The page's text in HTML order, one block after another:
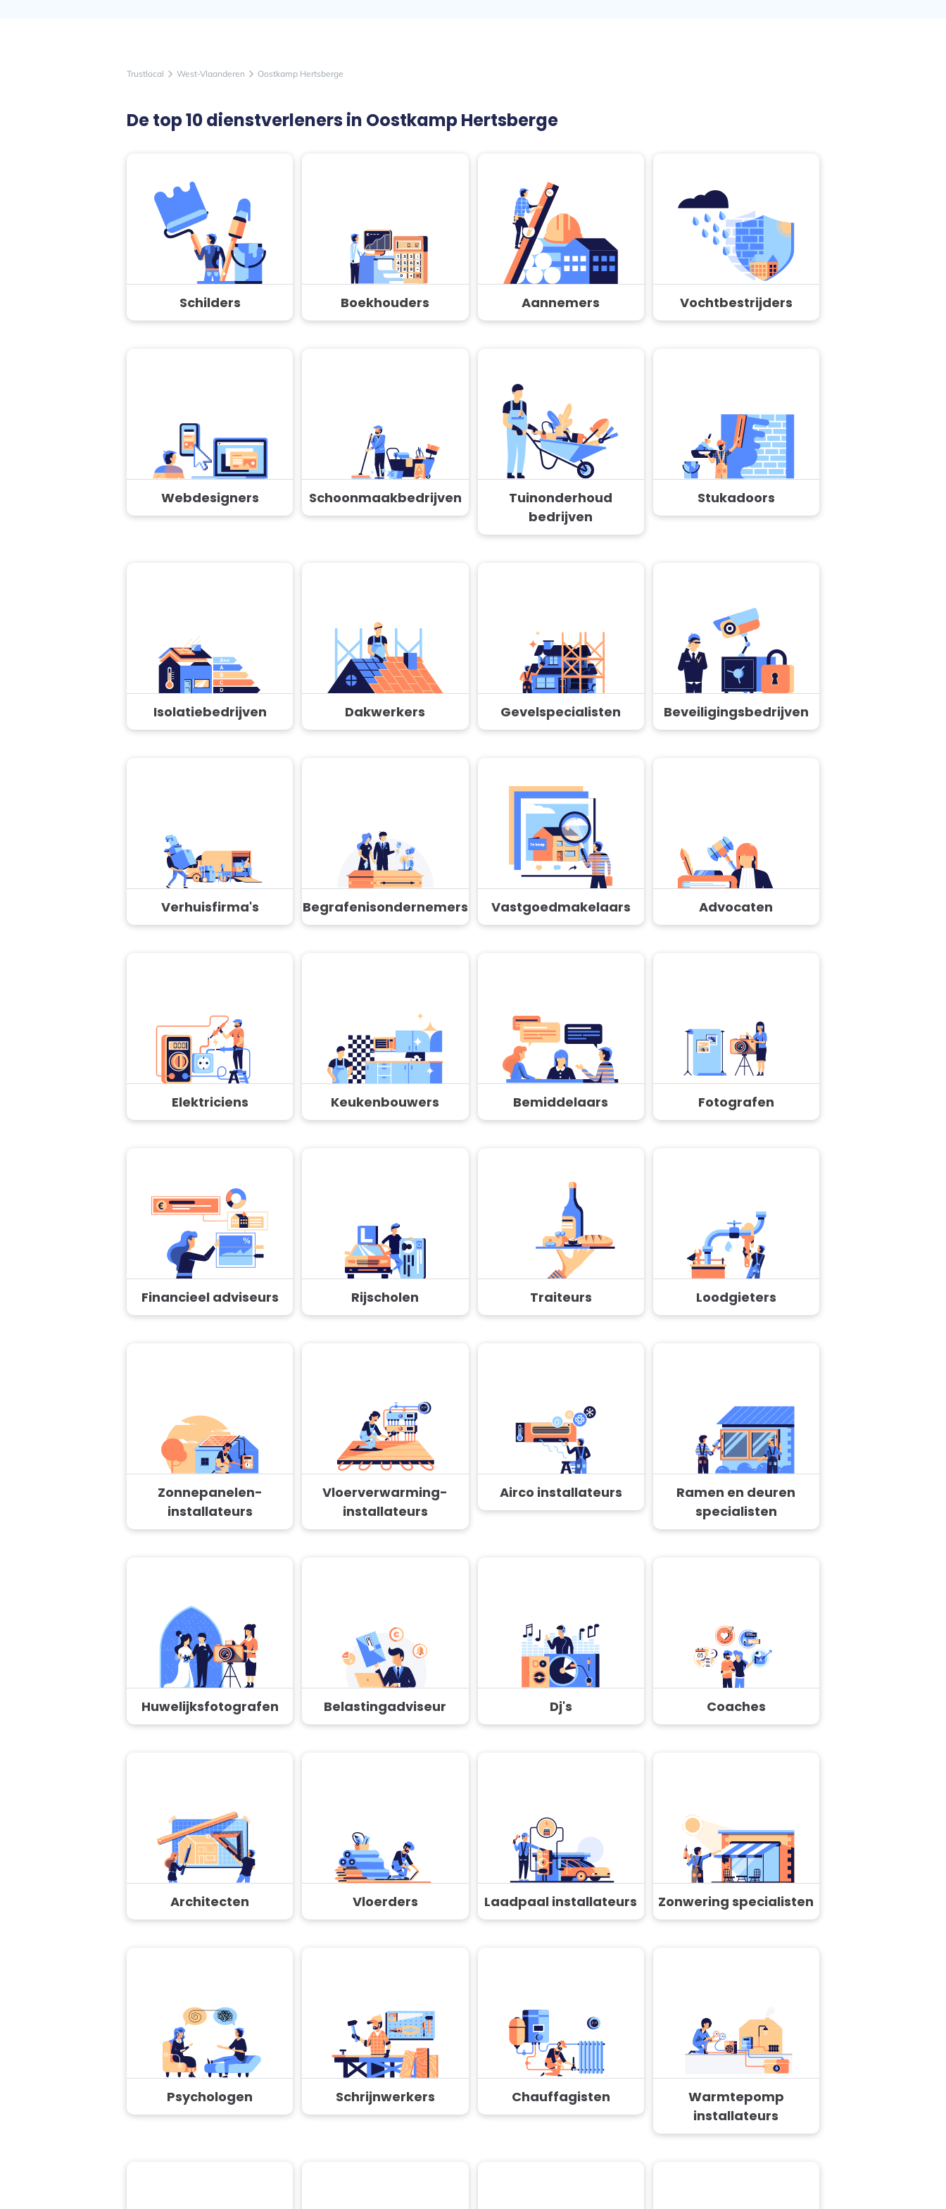
Trustlocal arrow_forward_ios West-Vlaanderen arrow_forward_ios Oostkamp Hertsberge
De top 10 dienstverleners in Oostkamp Hertsberge
Schilders Boekhouders Aannemers Vochtbestrijders
Webdesigners Schoonmaakbedrijven
Tuinonderhoud
bedrijven
Stukadoors
Isolatiebedrijven Dakwerkers Gevelspecialisten Beveiligingsbedrijven
Verhuisfirma's Begrafenisondernemers Vastgoedmakelaars Advocaten
Elektriciens Keukenbouwers Bemiddelaars Fotografen
Financieel adviseurs Rijscholen Traiteurs Loodgieters
Zonnepanelen-
installateurs
Vloerverwarming-
installateurs
Airco installateurs
Ramen en deuren
specialisten
Huwelijksfotografen Belastingadviseur Dj's Coaches
Architecten Vloerders Laadpaal installateurs Zonwering specialisten
Psychologen Schrijnwerkers Chauffagisten
Warmtepomp
installateurs